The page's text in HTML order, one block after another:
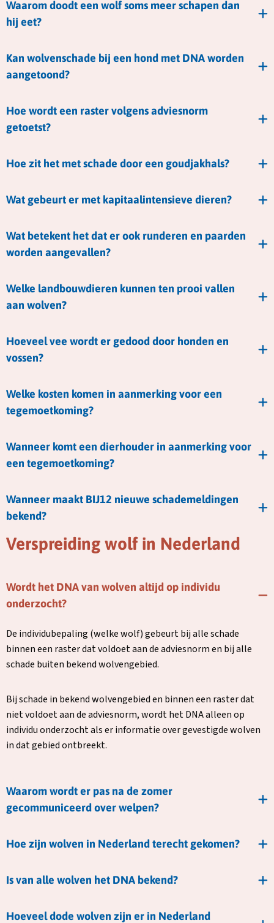
Waarom doodt een wolf soms meer schapen dan
hij eet?
Kan wolvenschade bij een hond met DNA worden
aangetoond?
Hoe wordt een raster volgens adviesnorm
getoetst?
Hoe zit het met schade door een goudjakhals?
Wat gebeurt er met kapitaalintensieve dieren?
Wat betekent het dat er ook runderen en paarden
worden aangevallen?
Welke landbouwdieren kunnen ten prooi vallen
aan wolven?
Hoeveel vee wordt er gedood door honden en
vossen?
Welke kosten komen in aanmerking voor een
tegemoetkoming?
Wanneer komt een dierhouder in aanmerking voor
een tegemoetkoming?
Wanneer maakt BIJ12 nieuwe schademeldingen
bekend?
Verspreiding wolf in Nederland
Wordt het DNA van wolven altijd op individu
onderzocht?
De individubepaling (welke wolf) gebeurt bij alle schade
binnen een raster dat voldoet aan de adviesnorm en bij alle
schade buiten bekend wolvengebied.
Bij schade in bekend wolvengebied en binnen een raster dat
niet voldoet aan de adviesnorm, wordt het DNA alleen op
individu onderzocht als er informatie over gevestigde wolven
in dat gebied ontbreekt.
Waarom wordt er pas na de zomer
gecommuniceerd over welpen?
Hoe zijn wolven in Nederland terecht gekomen?
Is van alle wolven het DNA bekend?
Hoeveel dode wolven zijn er in Nederland